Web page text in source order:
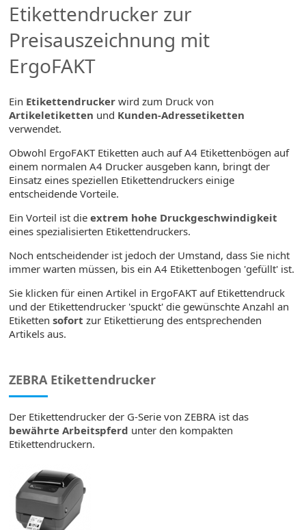
Etikettendrucker zur
Preisauszeichnung mit
ErgoFAKT
Ein Etikettendrucker wird zum Druck von
Artikeletiketten und Kunden-Adressetiketten
verwendet.
Obwohl ErgoFAKT Etiketten auch auf A4 Etikettenbögen auf
einem normalen A4 Drucker ausgeben kann, bringt der
Einsatz eines speziellen Etikettendruckers einige
entscheidende Vorteile.
Ein Vorteil ist dieextrem hohe Druckgeschwindigkeit
eines spezialisierten Etikettendruckers.
Noch entscheidender ist jedoch der Umstand, dass Sie nicht
immer warten müssen, bis ein A4 Etikettenbogen 'gefüllt' ist.
Sie klicken für einen Artikel in ErgoFAKT auf Etikettendruck
und der Etikettendrucker 'spuckt' die gewünschte Anzahl an
Etikettensofort zur Etikettierung des entsprechenden
Artikels aus.
ZEBRA Etikettendrucker
Der Etikettendrucker der G-Serie von ZEBRA ist das
bewährte Arbeitspferd unter den kompakten
Etikettendruckern.